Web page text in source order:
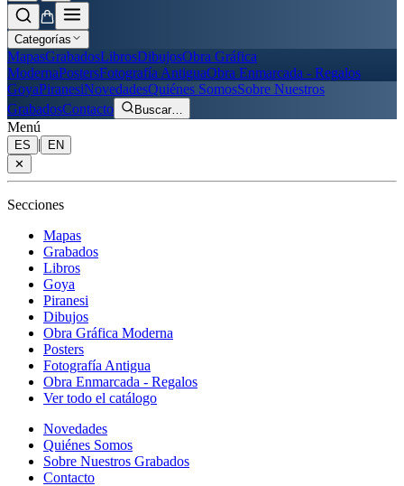
Categorías
MapasGrabadosLibrosDibujosObra Gráfica
ModernaPostersFotografía AntiguaObra Enmarcada - Regalos
GoyaPiranesiNovedadesQuiénes SomosSobre Nuestros
GrabadosContacto Buscar…
Menú
ES |
EN
✕
Secciones
Mapas
Grabados
Libros
Goya
Piranesi
Dibujos
Obra Gráfica Moderna
Posters
Fotografía Antigua
Obra Enmarcada - Regalos
Ver todo el catálogo
Novedades
Quiénes Somos
Sobre Nuestros Grabados
Contacto